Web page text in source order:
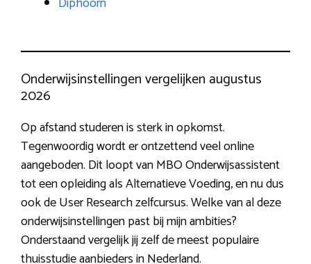
Onderwijsinstellingen vergelijken augustus
2026
Op afstand studeren is sterk in opkomst.
Tegenwoordig wordt er ontzettend veel online
aangeboden. Dit loopt van MBO Onderwijsassistent
tot een opleiding als Alternatieve Voeding, en nu dus
ook de User Research zelfcursus. Welke van al deze
onderwijsinstellingen past bij mijn ambities?
Onderstaand vergelijk jij zelf de meest populaire
thuisstudie aanbieders in Nederland.